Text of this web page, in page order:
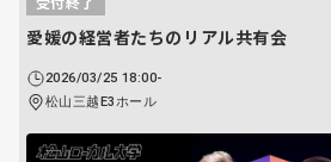
愛媛の経営者たちのリアル共有会
2026/03/25 18:00-
松山三越E3ホール